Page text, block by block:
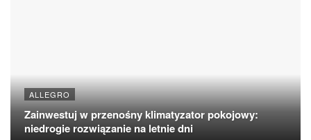
ALLEGRO
Zainwestuj w przenośny klimatyzator pokojowy:
niedrogie rozwiązanie na letnie dni